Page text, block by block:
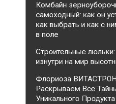
Комбайн
самоходный: как он
как выбрать и как с
в поле
Строительные люльки:
изнутри на мир
Флориоза
Раскрываем Все
Уникального Продукта